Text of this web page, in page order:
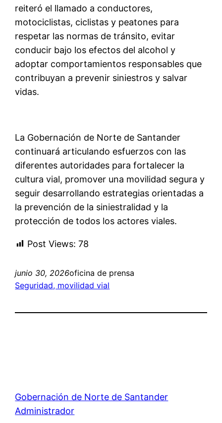
reiteró el llamado a conductores,
motociclistas, ciclistas y peatones para
respetar las normas de tránsito, evitar
conducir bajo los efectos del alcohol y
adoptar comportamientos responsables que
contribuyan a prevenir siniestros y salvar
vidas.
La Gobernación de Norte de Santander
continuará articulando esfuerzos con las
diferentes autoridades para fortalecer la
cultura vial, promover una movilidad segura y
seguir desarrollando estrategias orientadas a
la prevención de la siniestralidad y la
protección de todos los actores viales.
Post Views: 78
junio 30, 2026oficina de prensa
Seguridad, movilidad vial
Gobernación de Norte de Santander
Administrador